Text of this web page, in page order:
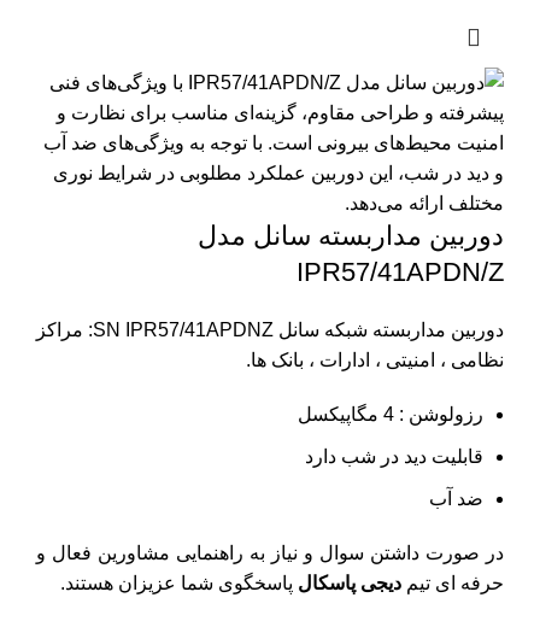
دوربین مداربسته سانل مدل
IPR57/41APDN/Z
دوربین مداربسته شبکه سانل SN IPR57/41APDNZ: مراکز
نظامی ، امنیتی ، ادارات ، بانک ها.
رزولوشن : 4 مگاپیکسل
قابلیت دید در شب دارد
ضد آب
در صورت داشتن سوال و نیاز به راهنمایی مشاورین فعال و
حرفه ای تیم دیجی پاسکال پاسخگوی شما عزیزان هستند.